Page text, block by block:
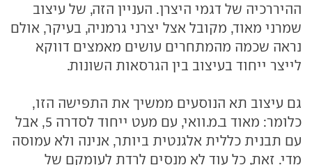
ההיררכיה של דגמי היצרן. העניין הזה, של עיצוב
שמרני מאוד, מקובל אצל יצרני גרמניה, בעיקר, אולם
נראה שכמה מהמתחרים עושים מאמצים דווקא
לייצר ייחוד בעיצוב בין הגרסאות השונות.
גם עיצוב תא הנוסעים ממשיך את התפישה הזו,
כלומר: מאוד ב.מ.וואי, עם מעט ייחוד לסדרה 5, אבל
עם תבנית כללית אלגנטית ביותר, אנינה ולא עמוסה
מדי. זאת, כל עוד לא מנסים לרדת לעומקם של